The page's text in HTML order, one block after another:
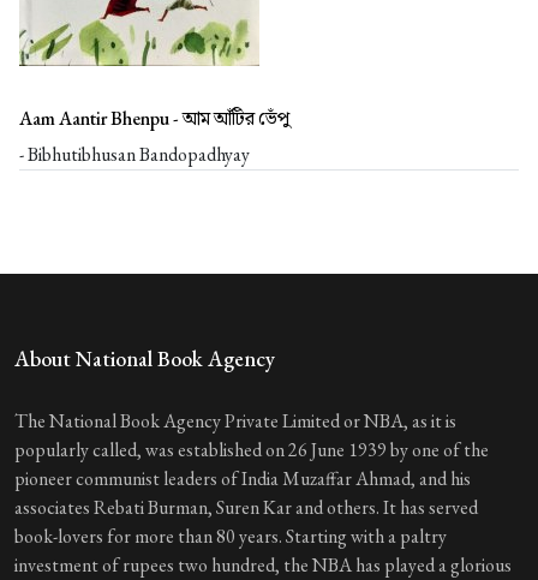
Aam Aantir Bhenpu -আম আঁটির ভেঁপু
- Bibhutibhusan Bandopadhyay
About National Book Agency
The National Book Agency Private Limited or NBA, as it is
popularly called, was established on 26 June 1939 by one of the
pioneer communist leaders of India Muzaffar Ahmad, and his
associates Rebati Burman, Suren Kar and others. It has served
book-lovers for more than 80 years. Starting with a paltry
investment of rupees two hundred, the NBA has played a glorious